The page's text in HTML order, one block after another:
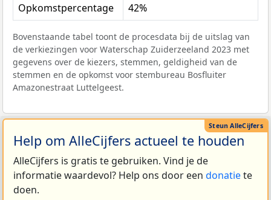
Opkomstpercentage 42%
Bovenstaande tabel toont de procesdata bij de uitslag van
de verkiezingen voor Waterschap Zuiderzeeland 2023 met
gegevens over de kiezers, stemmen, geldigheid van de
stemmen en de opkomst voor stembureau Bosfluiter
Amazonestraat Luttelgeest.
Help om AlleCijfers actueel te houden
AlleCijfers is gratis te gebruiken. Vind je de
informatie waardevol? Help ons door een donatiete
doen.